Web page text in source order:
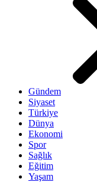
Gündem
Siyaset
Türkiye
Dünya
Ekonomi
Spor
Sağlık
Eğitim
Yaşam